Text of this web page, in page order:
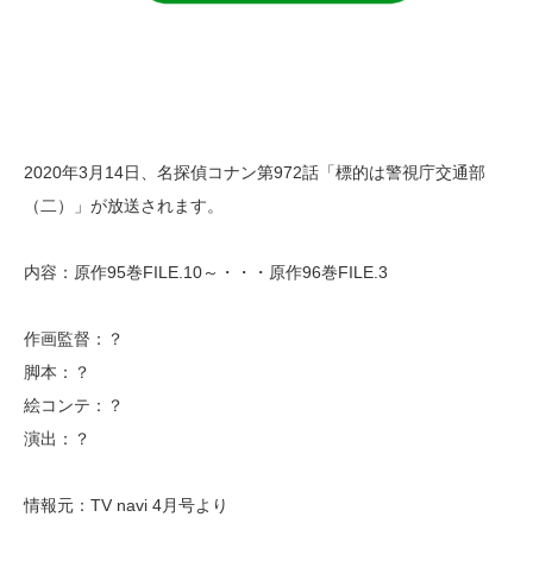
2020年3月14日、名探偵コナン第972話「標的は警視庁交通部
（二）」が放送されます。
内容：原作95巻FILE.10～・・・原作96巻FILE.3
作画監督：？
脚本：？
絵コンテ：？
演出：？
情報元：TV navi 4月号より